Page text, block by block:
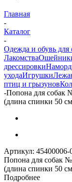
Главная
-
Каталог
-
Одежда и обувь для
Лакомства
дрессировки
уходаИгрушки
птиц и грызунов
-Попона для собак
(длина спинки 50
Артикул: 45400006-
Попона для собак
(длина спинки 50
Подробнее